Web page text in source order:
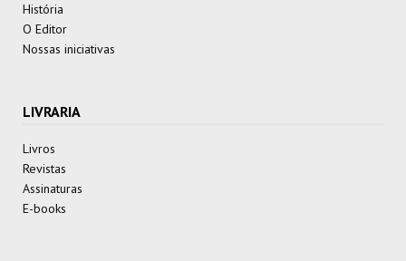
História
O Editor
Nossas iniciativas
LIVRARIA
Livros
Revistas
Assinaturas
E-books